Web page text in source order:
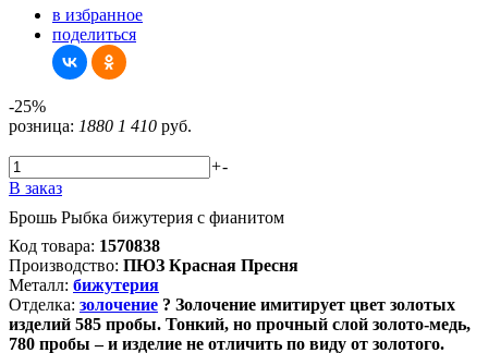
в избранное
поделиться
-25%
розница: 1880 1 410 руб.
+-
В заказ
Брошь Рыбка бижутерия с фианитом
Код товара: 1570838
Производство: ПЮЗ Красная Пресня
Металл: бижутерия
Отделка: золочение ? Золочение имитирует цвет золотых
изделий 585 пробы. Тонкий, но прочный слой золото-медь,
780 пробы – и изделие не отличить по виду от золотого.